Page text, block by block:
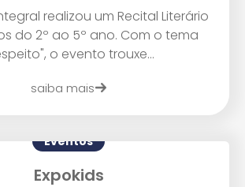
realizou um Recital Literário
do 2º ao 5º ano. Com o tema
o evento trouxe...
saiba mais
Eventos
Expokids